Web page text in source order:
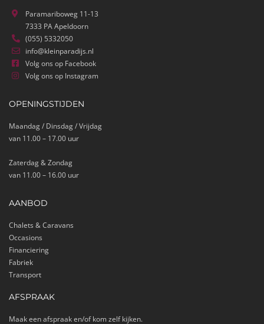
Paramariboweg 11-13
7333 PA Apeldoorn
(055) 5332050
info@kleinparadijs.nl
Volg ons op Facebook
Volg ons op Instagram
OPENINGSTIJDEN
Maandag / Dinsdag / Vrijdag
van 11.00 – 17.00 uur
Zaterdag & Zondag
van 11.00 – 16.00 uur
AANBOD
Chalets & Caravans
Occasions
Financiering
Fabriek
Transport
AFSPRAAK
Maak een afspraak en/of kom zelf kijken.